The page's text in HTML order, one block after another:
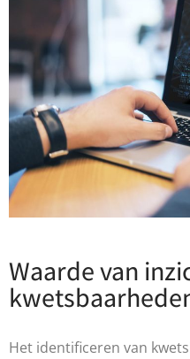
Waarde van
Het identificeren van